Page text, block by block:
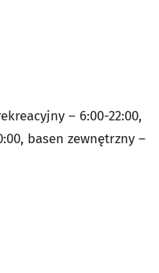
– 6:00-22:00,
basen zewnętrzny –